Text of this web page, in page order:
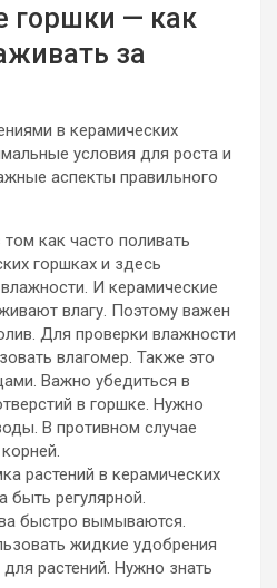
горшки — как
за
в керамических
условия для роста и
аспекты правильного
как часто поливать
горшках и здесь
И керамические
влагу. Поэтому важен
Для проверки влажности
влагомер. Также это
Важно убедиться в
в горшке. Нужно
В противном случае
растений в керамических
быть регулярной.
быстро вымываются.
жидкие удобрения
растений. Нужно знать